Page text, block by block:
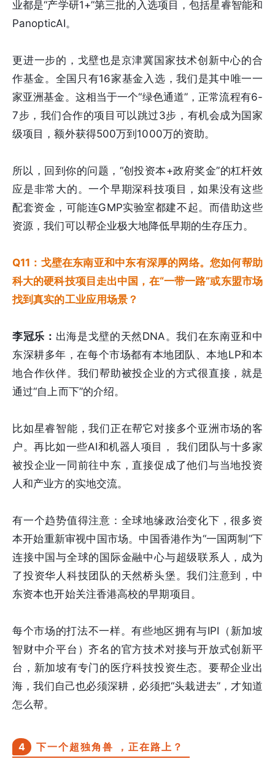
业都是“产学研1+”第三批的入选项目，包括星睿智能和
PanopticAI。
更进一步的，戈壁也是京津冀国家技术创新中心的合
作基金。全国只有16家基金入选，我们是其中唯一一
家亚洲基金。这相当于一个“绿色通道”，正常流程有6-
7步，我们合作的项目可以跳过3步，有机会成为国家
级项目，额外获得500万到1000万的资助。
所以，回到你的问题，“创投资本+政府奖金”的杠杆效
应是非常大的。一个早期深科技项目，如果没有这些
配套资金，可能连GMP实验室都建不起。而借助这些
资源，我们可以帮企业极大地降低早期的生存压力。
Q11：戈壁在东南亚和中东有深厚的网络。您如何帮助
科大的硬科技项目走出中国，在“一带一路”或东盟市场
找到真实的工业应用场景？
李冠乐： 出海是戈壁的天然DNA。我们在东南亚和中
东深耕多年，在每个市场都有本地团队、本地LP和本
地合作伙伴。我们帮助被投企业的方式很直接，就是
通过“自上而下”的介绍。
比如星睿智能，我们正在帮它对接多个亚洲市场的客
户。再比如一些AI和机器人项目， 我们团队与十多家
被投企业一同前往中东，直接促成了他们与当地投资
人和产业方的实地交流。
有一个趋势值得注意：全球地缘政治变化下，很多资
本开始重新审视中国市场。中国香港作为“一国两制”下
连接中国与全球的国际金融中心与超级联系人，成为
了投资华人科技团队的天然桥头堡。我们注意到，中
东资本也开始关注香港高校的早期项目。
每个市场的打法不一样。有些地区拥有与IPI（新加坡
智财中介平台）齐名的官方技术对接与开放式创新平
台，新加坡有专门的医疗科技投资生态。要帮企业出
海，我们自己也必须深耕，必须把“头栽进去”，才知道
怎么帮。
4 下一个超独角兽 ，正在路上？